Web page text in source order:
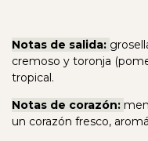
Notas de salida:
cremoso y toronja
tropical.
Notas de corazón:
un corazón fresco,